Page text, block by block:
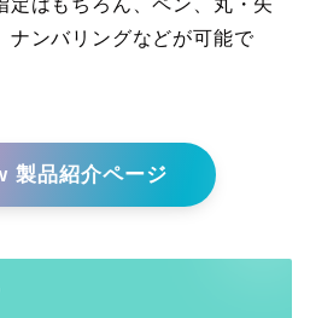
定はもちろん、ペン、丸・矢
ナンバリングなどが可能で
製品紹介ページ